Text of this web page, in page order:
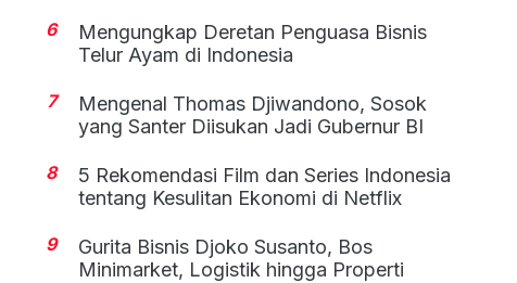
6
Mengungkap Deretan Penguasa Bisnis
Telur Ayam di Indonesia
7
Mengenal Thomas Djiwandono, Sosok
yang Santer Diisukan Jadi Gubernur BI
8
5 Rekomendasi Film dan Series Indonesia
tentang Kesulitan Ekonomi di Netflix
9
Gurita Bisnis Djoko Susanto, Bos
Minimarket, Logistik hingga Properti